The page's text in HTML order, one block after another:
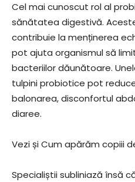
Cel mai cunoscut rol al
sănătatea digestivă.
contribuie la menținerea
pot ajuta organismul să
bacteriilor dăunătoare.
tulpini probiotice pot
balonarea, disconfortul
diaree.
Vezi și Cum apărăm copiii
Specialiștii subliniază însă